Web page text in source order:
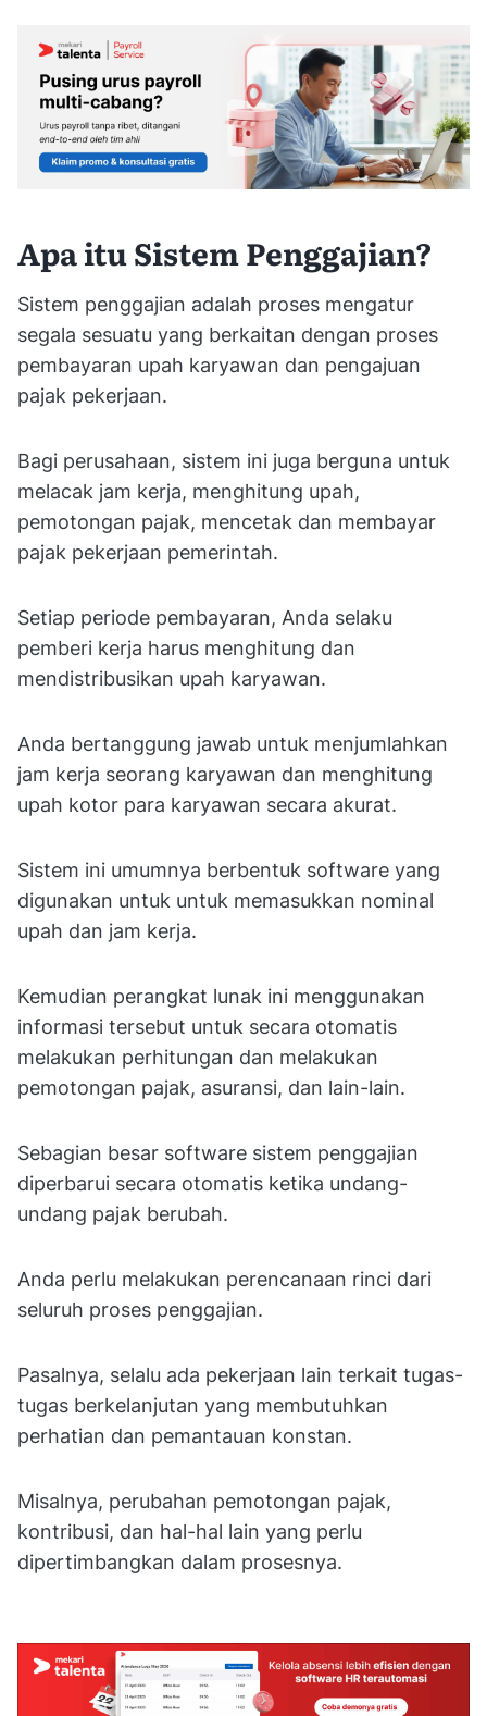
Apa itu Sistem Penggajian?
Sistem penggajian adalah proses mengatur
segala sesuatu yang berkaitan dengan proses
pembayaran upah karyawan dan pengajuan
pajak pekerjaan.
Bagi perusahaan, sistem ini juga berguna untuk
melacak jam kerja, menghitung upah,
pemotongan pajak, mencetak dan membayar
pajak pekerjaan pemerintah.
Setiap periode pembayaran, Anda selaku
pemberi kerja harus menghitung dan
mendistribusikan upah karyawan.
Anda bertanggung jawab untuk menjumlahkan
jam kerja seorang karyawan dan menghitung
upah kotor para karyawan secara akurat.
Sistem ini umumnya berbentuk software yang
digunakan untuk untuk memasukkan nominal
upah dan jam kerja.
Kemudian perangkat lunak ini menggunakan
informasi tersebut untuk secara otomatis
melakukan perhitungan dan melakukan
pemotongan pajak, asuransi, dan lain-lain.
Sebagian besar software sistem penggajian
diperbarui secara otomatis ketika undang-
undang pajak berubah.
Anda perlu melakukan perencanaan rinci dari
seluruh proses penggajian.
Pasalnya, selalu ada pekerjaan lain terkait tugas-
tugas berkelanjutan yang membutuhkan
perhatian dan pemantauan konstan.
Misalnya, perubahan pemotongan pajak,
kontribusi, dan hal-hal lain yang perlu
dipertimbangkan dalam prosesnya.